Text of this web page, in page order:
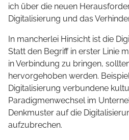
ich über die neuen
Digitalisierung und das
In mancherlei Hinsicht ist die
Statt den Begriff in erster Linie
in Verbindung zu bringen,
hervorgehoben werden.
Digitalisierung verbundene
Paradigmenwechsel im
Denkmuster auf die
aufzubrechen.